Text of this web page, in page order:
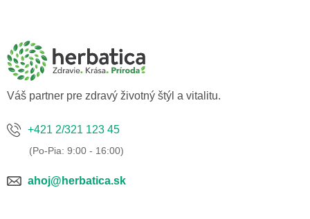
Váš partner pre zdravý životný štýl a vitalitu.
+421 2/321 123 45
ahoj@herbatica.sk